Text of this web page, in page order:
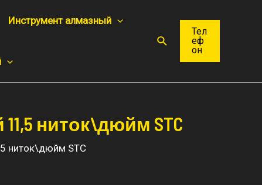
Инструмент алмазный
Поиск
Тел
еф
он
ниток\дюйм STC
ниток\дюйм STC